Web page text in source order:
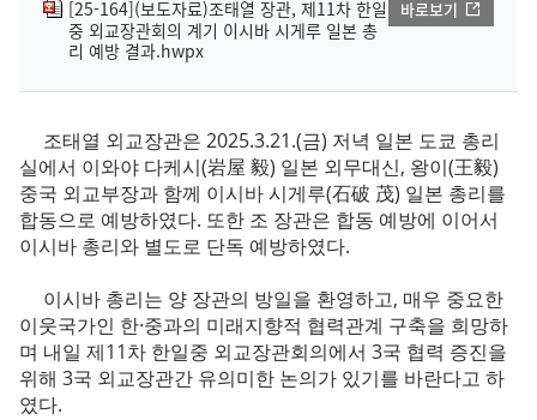
[25-164](보도자료)조태열 장관, 제11차 한일
중 외교장관회의 계기 이시바 시게루 일본 총
리 예방 결과.hwpx
바로보기
조태열 외교장관은 2025.3.21.(금) 저녁 일본 도쿄 총리
실에서 이와야 다케시(岩屋 毅) 일본 외무대신, 왕이(王毅)
중국 외교부장과 함께 이시바 시게루(石破 茂) 일본 총리를
합동으로 예방하였다. 또한 조 장관은 합동 예방에 이어서
이시바 총리와 별도로 단독 예방하였다.
이시바 총리는 양 장관의 방일을 환영하고, 매우 중요한
이웃국가인 한·중과의 미래지향적 협력관계 구축을 희망하
며 내일 제11차 한일중 외교장관회의에서 3국 협력 증진을
위해 3국 외교장관간 유의미한 논의가 있기를 바란다고 하
였다.